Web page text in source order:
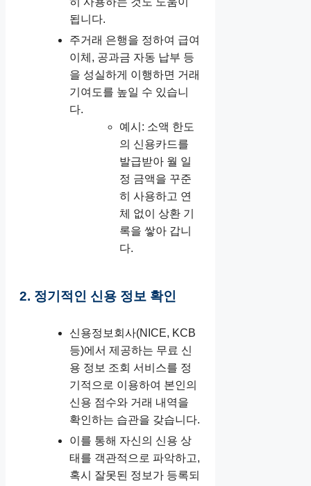
됩니다.
주거래 은행을 정하여 급여
이체, 공과금 자동 납부 등
을 성실하게 이행하면 거래
기여도를 높일 수 있습니
다.
예시: 소액 한도
의 신용카드를
발급받아 월 일
정 금액을 꾸준
히 사용하고 연
체 없이 상환 기
록을 쌓아 갑니
다.
2. 정기적인 신용 정보 확인
신용정보회사(NICE, KCB
등)에서 제공하는 무료 신
용 정보 조회 서비스를 정
기적으로 이용하여 본인의
신용 점수와 거래 내역을
확인하는 습관을 갖습니다.
이를 통해 자신의 신용 상
태를 객관적으로 파악하고,
혹시 잘못된 정보가 등록되